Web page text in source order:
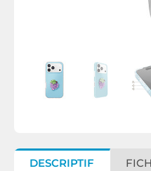
DESCRIPTIF